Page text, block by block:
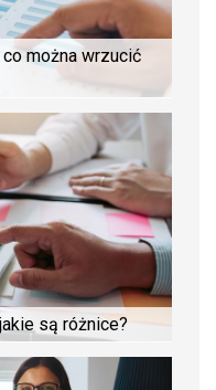
można wrzucić
są różnice?